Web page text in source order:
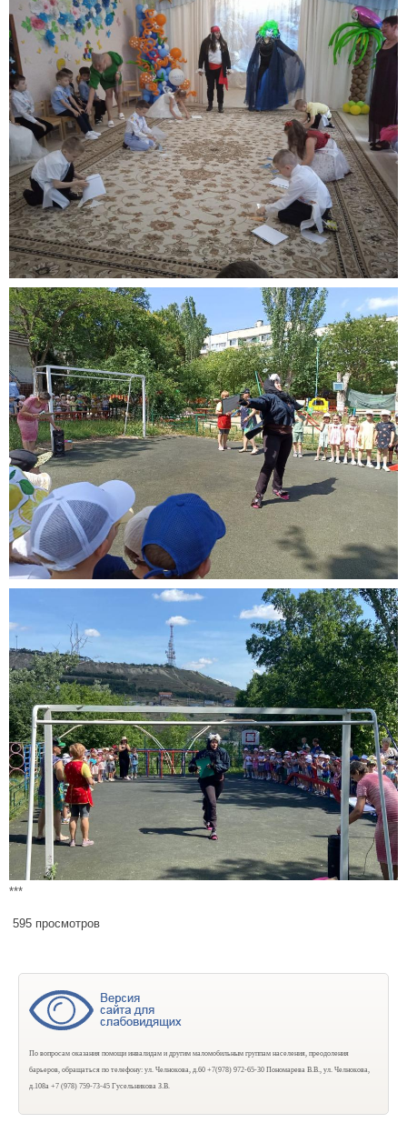
***
595 просмотров
По вопросам оказания помощи инвалидам и другим маломобильным группам населения, преодоления
барьеров, обращаться по телефону: ул. Челнокова, д.60 +7(978) 972-65-30 Пономарева В.В., ул. Челнокова,
д.108а +7 (978) 759-73-45 Гусельникова З.В.